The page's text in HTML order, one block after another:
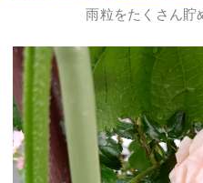
雨粒をたくさん貯